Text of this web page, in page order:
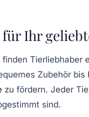
Ihr
finden Tierliebhaber
Zubehör bis
zu fördern. Jeder
sind.